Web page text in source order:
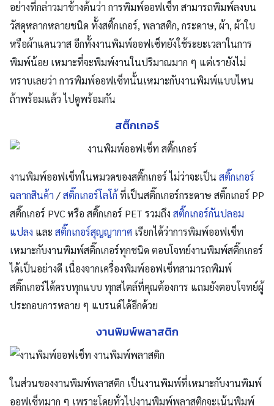
อย่างที่กล่าวมาข้างต้นว่า การพิมพ์ออฟเซ็ท สามารถพิมพ์ลงบน
วัสดุหลากหลายชนิด ทั้งสติ๊กเกอร์, พลาสติก, กระดาษ, ผ้า, ผ้าใบ
หรือผ้าแคนวาส อีกทั้งงานพิมพ์ออฟเซ็ทยังใช้ระยะเวลาในการ
พิมพ์น้อย เหมาะที่จะพิมพ์งานในปริมาณมาก ๆ แต่เรายังไม่
ทราบเลยว่า การพิมพ์ออฟเซ็ทนั้นเหมาะกับงานพิมพ์แบบไหน
ถ้าพร้อมแล้ว ไปดูพร้อมกัน
สติ๊กเกอร์
งานพิมพ์ออฟเซ็ทในหมวดของสติ๊กเกอร์ ไม่ว่าจะเป็น สติ๊กเกอร์
ฉลากสินค้า /สติ๊กเกอร์โลโก้ที่เป็นสติ๊กเกอร์กระดาษสติ๊กเกอร์ PP
สติ๊กเกอร์ PVC หรือ สติ๊กเกอร์ PET รวมถึง สติ๊กเกอร์กันปลอม
แปลง และ สติ๊กเกอร์สุญญากาศ เรียกได้ว่าการพิมพ์ออฟเซ็ท
เหมาะกับงานพิมพ์สติ๊กเกอร์ทุกชนิด ตอบโจทย์งานพิมพ์สติ๊กเกอร์
ได้เป็นอย่างดี เนื่องจากเครื่องพิมพ์ออฟเซ็ทสามารถพิมพ์
สติ๊กเกอร์ได้ครบทุกแบบ ทุกสไตล์ที่คุณต้องการ แถมยังตอบโจทย์ผู้
ประกอบการหลาย ๆ แบรนด์ได้อีกด้วย
งานพิมพ์พลาสติก
ในส่วนของงานพิมพ์พลาสติก เป็นงานพิมพ์ที่เหมาะกับงานพิมพ์
ออฟเซ็ทมาก ๆ เพราะโดยทั่วไปงานพิมพ์พลาสติกจะเน้นพิมพ์